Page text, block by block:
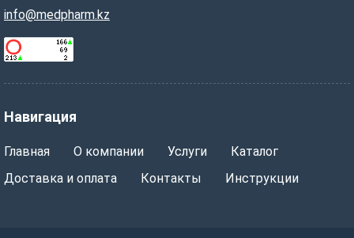
Навигация
Главная О компании Услуги
Каталог
Доставка и оплата
Контакты Инструкции
info@medpharm.kz